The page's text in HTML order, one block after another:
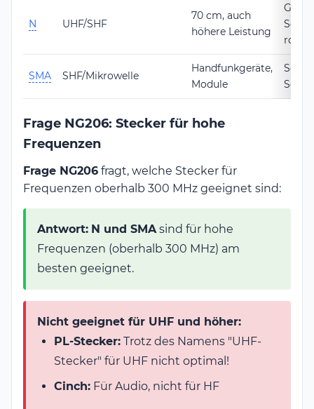
N UHF/SHF
70 cm, auch
höhere Leistung
Groß,
SMA SHF/Mikrowelle
Handfunkgeräte,
Module
Sehr
Frage NG206: Stecker für hohe
Frequenzen
Frage NG206 fragt, welche Stecker für
Frequenzen oberhalb 300 MHz geeignet sind:
Antwort: N und SMAsind für hohe
Frequenzen (oberhalb 300 MHz) am
besten geeignet.
Nicht geeignet für UHF und höher:
PL-Stecker: Trotz des Namens "UHF-
Stecker" für UHF nicht optimal!
Cinch: Für Audio, nicht für HF